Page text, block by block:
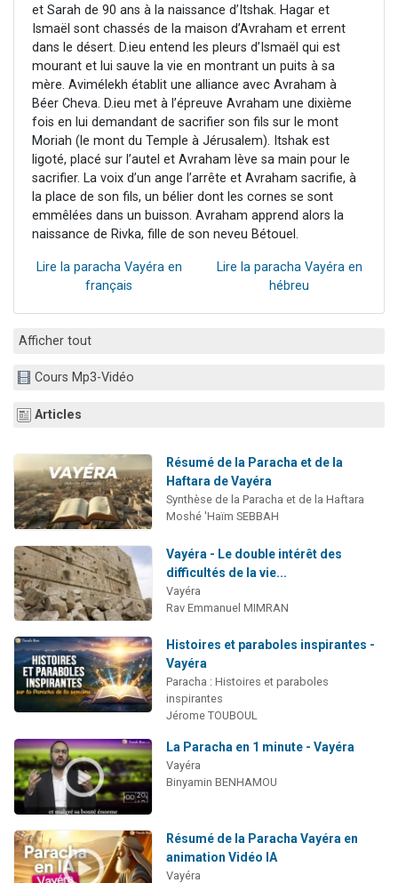
et Sarah de 90 ans à la naissance d’Itshak. Hagar et
Ismaël sont chassés de la maison d’Avraham et errent
dans le désert. D.ieu entend les pleurs d’Ismaël qui est
mourant et lui sauve la vie en montrant un puits à sa
mère. Avimélekh établit une alliance avec Avraham à
Béer Cheva. D.ieu met à l’épreuve Avraham une dixième
fois en lui demandant de sacrifier son fils sur le mont
Moriah (le mont du Temple à Jérusalem). Itshak est
ligoté, placé sur l’autel et Avraham lève sa main pour le
sacrifier. La voix d’un ange l’arrête et Avraham sacrifie, à
la place de son fils, un bélier dont les cornes se sont
emmêlées dans un buisson. Avraham apprend alors la
naissance de Rivka, fille de son neveu Bétouel.
Lire la paracha Vayéra en
français
Lire la paracha Vayéra en
hébreu
Afficher tout
Cours Mp3-Vidéo
Articles
Résumé de la Paracha et de la
Haftara de Vayéra
Synthèse de la Paracha et de la Haftara
Moshé 'Haïm SEBBAH
Vayéra - Le double intérêt des
difficultés de la vie...
Vayéra
Rav Emmanuel MIMRAN
Histoires et paraboles inspirantes -
Vayéra
Paracha : Histoires et paraboles
inspirantes
Jérome TOUBOUL
La Paracha en 1 minute - Vayéra
Vayéra
Binyamin BENHAMOU
Résumé de la Paracha Vayéra en
animation Vidéo IA
Vayéra